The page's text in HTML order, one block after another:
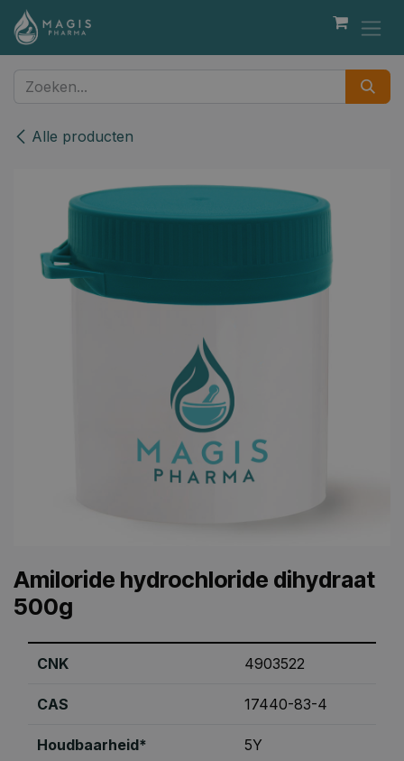
Overslaan naar inhoud
Alle producten
Amiloride hydrochloride dihydraat
500g
CNK 4903522
CAS 17440-83-4
Houdbaarheid* 5Y